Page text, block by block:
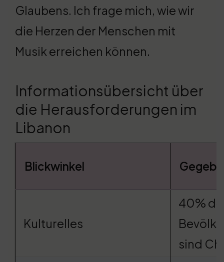
Glaubens. Ich frage mich, wie wir
die Herzen der Menschen mit
Musik erreichen können.
Informationsübersicht über
die Herausforderungen im
Libanon
Blickwinkel
Kulturelles
40%
sind